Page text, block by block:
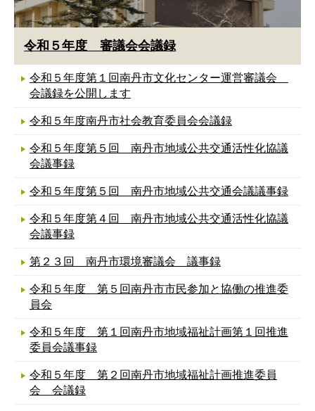
令和５年度 審議会会議録
令和５年度第１回南丹市文化センター運営審議会
会議録を公開します
令和５年度南丹市社会教育委員会会議録
令和５年度第５回 南丹市地域公共交通活性化協議
会議事録
令和５年度第５回 南丹市地域公共交通会議議事録
令和５年度第４回 南丹市地域公共交通活性化協議
会議事録
第２３回 南丹市環境審議会 議事録
令和５年度 第５回南丹市市民参加と協働の推進委
員会
令和５年度 第１回南丹市地域福祉計画第１回推進
委員会議事録
令和５年度 第２回南丹市地域福祉計画推進委員
会 会議録